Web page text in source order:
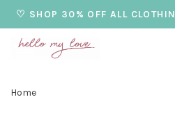
♡ SHOP 30% OFF ALL
Home